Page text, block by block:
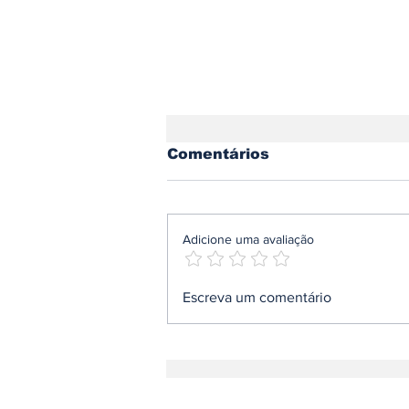
Espanha envelhece
dos automóveis já tem
Comentários
Adicione uma avaliação
Escreva um comentário